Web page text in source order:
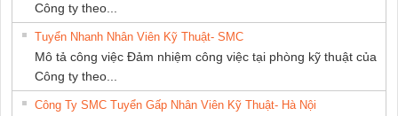
Công ty theo...
Tuyển Nhanh Nhân Viên Kỹ Thuật- SMC
Mô tả công việc Đảm nhiệm công việc tại phòng kỹ thuật của
Công ty theo...
Công Ty SMC Tuyển Gấp Nhân Viên Kỹ Thuật- Hà Nội